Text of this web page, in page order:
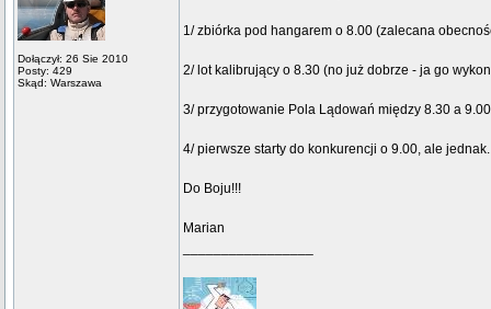
Dołączył: 26 Sie 2010
Posty: 429
Skąd: Warszawa
1/ zbiórka pod hangarem o 8.00 (zalecana
2/ lot kalibrujący o 8.30 (no już dobrze - ja go
3/ przygotowanie Pola Lądowań między 8.30 a 9.00
4/ pierwsze starty do konkurencji o 9.00, ale
Do Boju!!!
Marian